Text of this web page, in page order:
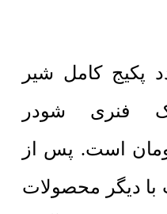
پکیج کامل شیر
فنری شودر
است. پس از
با دیگر محصولات